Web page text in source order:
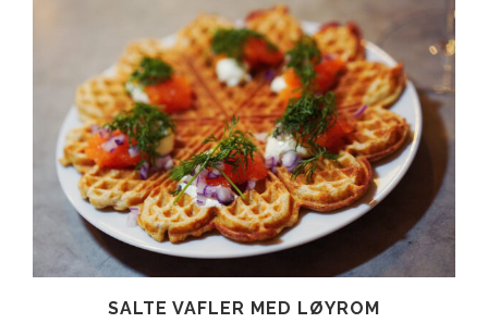
SALTE VAFLER MED LØYROM